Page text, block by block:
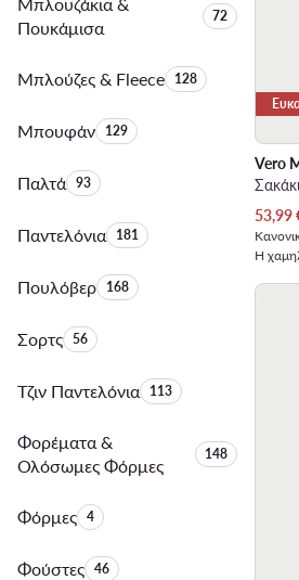
Πουκάμισα
Αριθμός
72
Μπλούζες & FleeceΑριθμός
128
ΜπουφάνΑριθμός προϊόντων:
129
ΠαλτάΑριθμός προϊόντων:
93
ΠαντελόνιαΑριθμός προϊόντων:
181
ΠουλόβερΑριθμός προϊόντων:
168
ΣορτςΑριθμός προϊόντων:
56
Τζιν ΠαντελόνιαΑριθμός προϊόντων:
113
Φορέματα &
Ολόσωμες Φόρμες
Αριθμός
148
ΦόρμεςΑριθμός προϊόντων:
4
ΦούστεςΑριθμός προϊόντων:
46
Vero
53,99
Η